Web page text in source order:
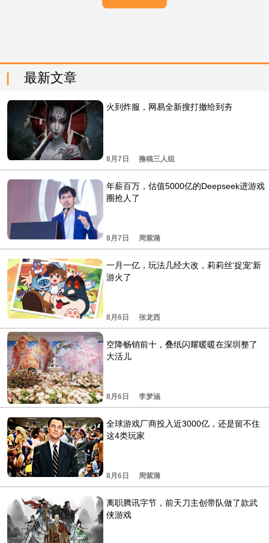
最新文章
火到炸服，网易全新搜打撤给到夯
8月7日 撸稿三人组
年薪百万，估值5000亿的Deepseek进游戏
圈抢人了
8月7日 周紫漪
一月一亿，玩法几经大改，莉莉丝‘捉宠’新
游火了
8月6日 张龙西
空降畅销前十，叠纸闪耀暖暖在深圳整了
大活儿
8月6日 李梦涵
全球游戏厂商投入近3000亿，还是留不住
这4类玩家
8月6日 周紫漪
离职腾讯字节，前天刀主创带队做了款武
侠游戏